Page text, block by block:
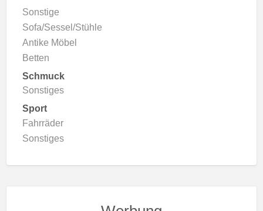
Sonstige
Sofa/Sessel/Stühle
Antike Möbel
Betten
Schmuck
Sonstiges
Sport
Fahrräder
Sonstiges